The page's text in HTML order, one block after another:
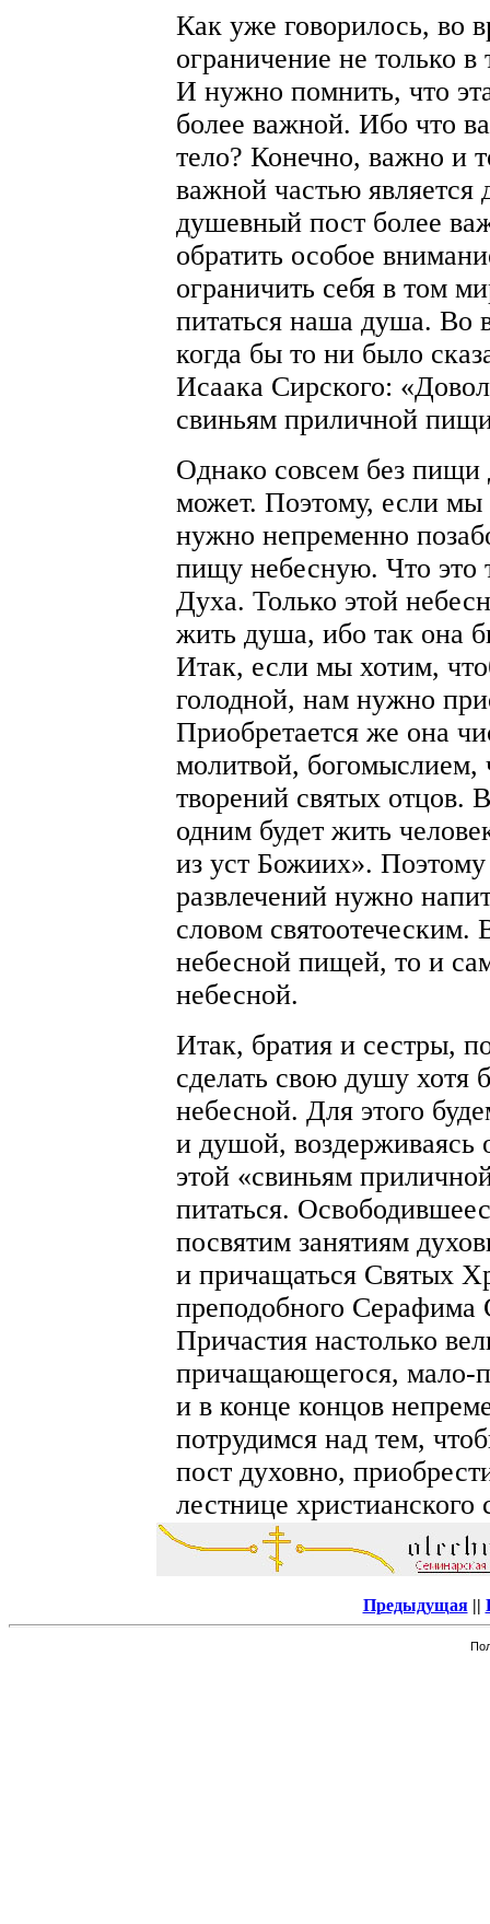
Как уже говорилось, во
ограничение не только
И нужно помнить, что
более важной. Ибо что
тело? Конечно, важно и
важной частью
душевный пост более
обратить особое
ограничить себя в том
питаться наша душа. Во
когда бы то ни было
Исаака Сирского:
свиньям приличной
Однако совсем без пищи
может. Поэтому, если мы
нужно непременно
пищу небесную. Что это
Духа. Только этой
жить душа, ибо так она
Итак, если мы хотим,
голодной, нам нужно
Приобретается же она
молитвой,
творений святых отцов.
одним будет жить
из уст Божиих».
развлечений нужно
словом
небесной пищей, то и
небесной.
Итак, братия и сестры,
сделать свою душу хотя
небесной. Для этого
и душой, воздерживаясь
этой «свиньям
питаться.
посвятим занятиям
и причащаться Святых
преподобного Серафима
Причастия настолько
причащающегося, мало-
и в конце концов
потрудимся над тем,
пост духовно,
лестнице
Предыдущая||